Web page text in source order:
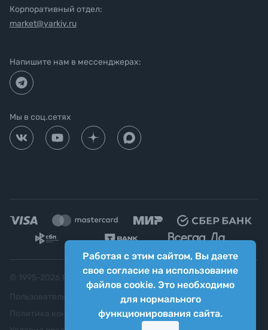
Работая с этим сайтом, Вы даете
свое согласие на использование
файлов cookie. Это необходимо
для нормального
функционирования сайта.
Корпоративный отдел:
market@yarkiy.ru
Напишите нам в мессенджерах:
Мы в соц.сетях
Яркий фотомаркет ("Яркий Мир")
Пользовательское соглашение
Политика конфиденциальности